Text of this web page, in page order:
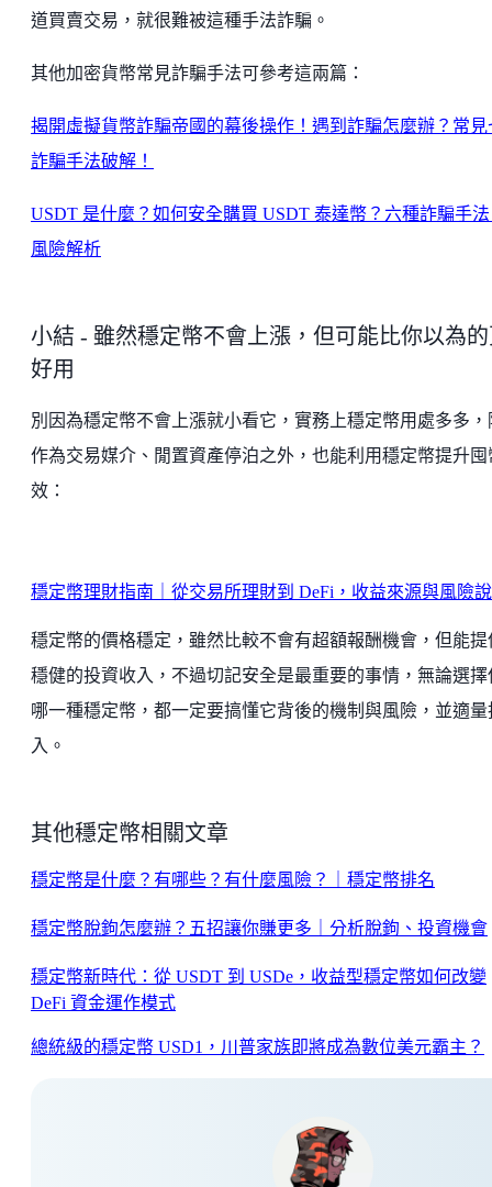
道買賣交易，就很難被這種手法詐騙。
其他加密貨幣常見詐騙手法可參考這兩篇：
揭開虛擬貨幣詐騙帝國的幕後操作！遇到詐騙怎麼辦？常見
詐騙手法破解！
USDT 是什麼？如何安全購買 USDT 泰達幣？六種詐騙手
風險解析
小結 - 雖然穩定幣不會上漲，但可能比你以為
好用
別因為穩定幣不會上漲就小看它，實務上穩定幣用處多多，
作為交易媒介、閒置資產停泊之外，也能利用穩定幣提升囤
效：
穩定幣理財指南｜從交易所理財到 DeFi，收益來源與風險
穩定幣的價格穩定，雖然比較不會有超額報酬機會，但能提
穩健的投資收入，不過切記安全是最重要的事情，無論選擇
哪一種穩定幣，都一定要搞懂它背後的機制與風險，並適量
入。
其他穩定幣相關文章
穩定幣是什麼？有哪些？有什麼風險？｜穩定幣排名
穩定幣脫鉤怎麼辦？五招讓你賺更多｜分析脫鉤、投資機會
穩定幣新時代：從 USDT 到 USDe，收益型穩定幣如何改變
DeFi 資金運作模式
總統級的穩定幣 USD1，川普家族即將成為數位美元霸主？